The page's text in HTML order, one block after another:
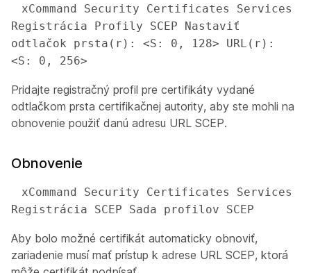
Registrácia Profily SCEP Nastaviť
odtlačok prsta(r): <S: 0, 128> URL(r):
<S: 0, 256>
Pridajte registračný profil pre certifikáty vydané
odtlačkom prsta certifikačnej autority, aby ste mohli na
obnovenie použiť danú adresu URL SCEP.
Obnovenie
Registrácia SCEP Sada profilov SCEP
Aby bolo možné certifikát automaticky obnoviť,
zariadenie musí mať prístup k adrese URL SCEP, ktorá